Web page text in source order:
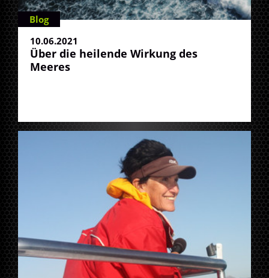
Blog
10.06.2021
Über die heilende Wirkung des
Meeres